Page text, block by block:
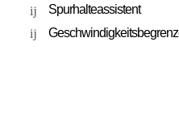
Spurhalteassistent